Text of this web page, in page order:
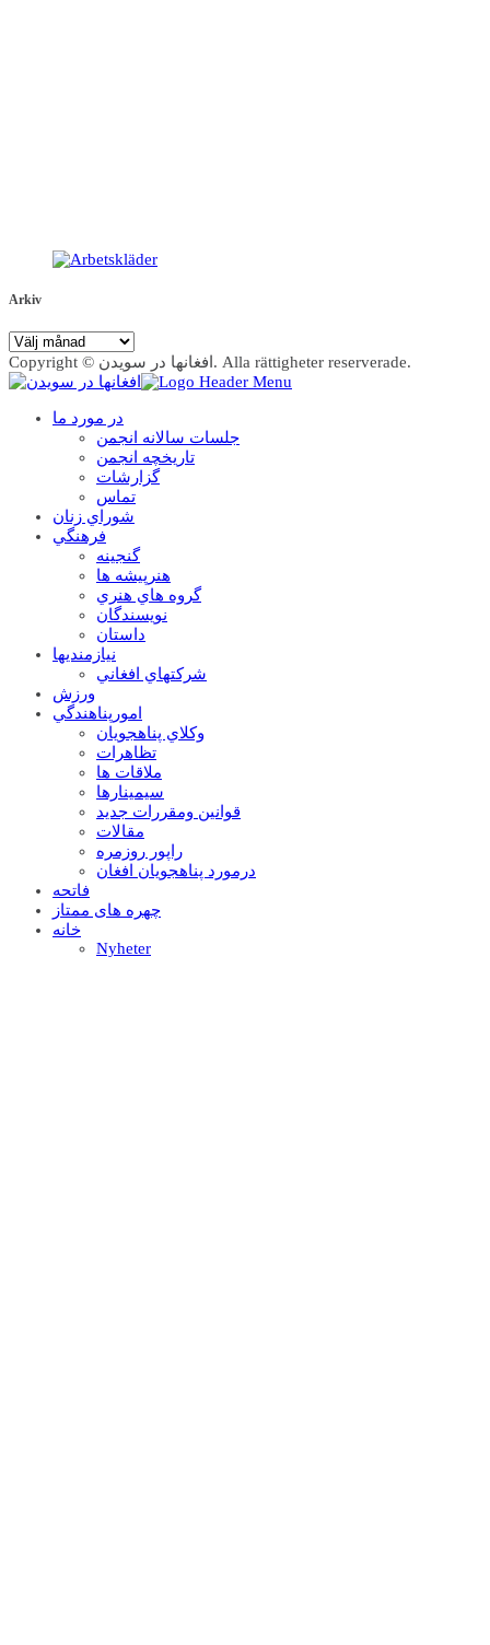
Arkiv
Arkiv
Copyright © افغانها در سویدن. Alla rättigheter reserverade.
در مورد ما
جلسات سالانه انجمن
تاریخچه انجمن
گزارشات
تماس
شوراي زنان
فرهنگي
گنجينه
هنرپيشه ها
گروه هاي هنري
نويسندگان
داستان
نيازمنديها
شرکتهاي افغاني
ورزش
امورپناهندگي
وکلاي پناهجويان
تظاهرات
ملاقات ها
سيمينارها
قوانين ومقررات جديد
مقالات
راپور روزمره
درمورد پناهجويان افغان
فاتحه
چهره های ممتاز
خانه
Nyheter